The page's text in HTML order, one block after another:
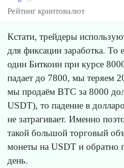
Рейтинг криптовалют
Кстати, трейдеры
для фиксации заработка.
один Биткоин при курсе
падает до 7800, мы теряем
мы продаём BTC за 8000
USDT), то падение в
не затрагивает. Именно
такой большой торговый
монеты на USDT и обратно
день.